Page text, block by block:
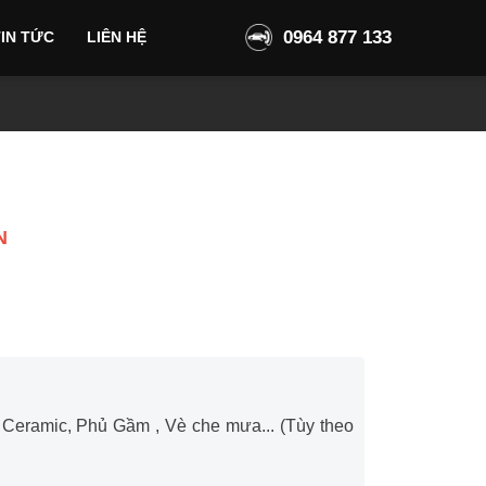
TỨC LIÊN HỆ 0964 877 133
Phủ Gầm , Vè che mưa... (Tùy theo